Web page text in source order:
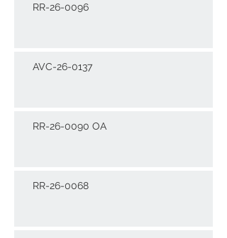
RR-26-0096
AVC-26-0137
RR-26-0090 OA
RR-26-0068